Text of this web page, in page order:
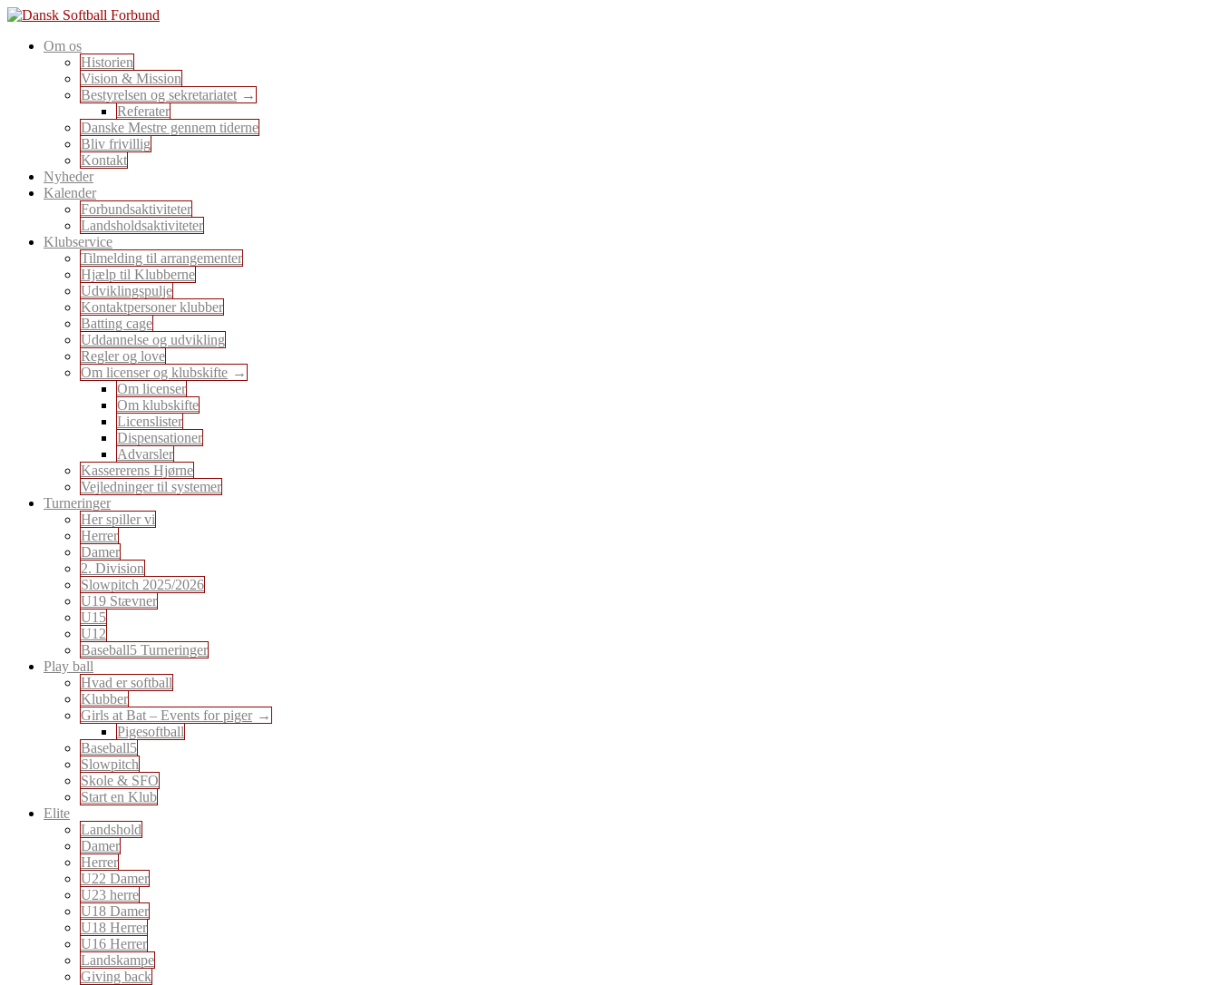
Skip
content
Dansk Softball Forbund
En sport for alle
Om os
Historien
Vision & Mission
Bestyrelsen og sekretariatet
Referater
Danske Mestre gennem tiderne
Bliv frivillig
Kontakt
Nyheder
Kalender
Forbundsaktiviteter
Landsholdsaktiviteter
Klubservice
Tilmelding til arrangementer
Hjælp til Klubberne
Udviklingspulje
Kontaktpersoner klubber
Batting cage
Uddannelse og udvikling
Regler og love
Om licenser og klubskifte
Om licenser
Om klubskifte
Licenslister
Dispensationer
Advarsler
Kassererens Hjørne
Vejledninger til systemer
Turneringer
Her spiller vi
Herrer
Damer
2. Division
Slowpitch 2025/2026
U19 Stævner
U15
U12
Baseball5 Turneringer
Play ball
Hvad er softball
Klubber
Girls at Bat – Events for piger
Pigesoftball
Baseball5
Slowpitch
Skole & SFO
Start en Klub
Elite
Landshold
Damer
Herrer
U22 Damer
U23 herre
U18 Damer
U18 Herrer
U16 Herrer
Landskampe
Giving back